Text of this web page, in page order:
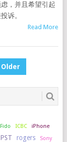
，并且希望引起
诉。
Read More
Older
Fido ICBC iPhone
PST rogers
Sony